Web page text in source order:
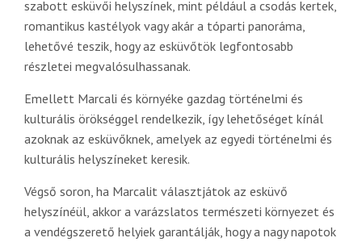
szabott esküvői helyszínek, mint például a csodás kertek,
romantikus kastélyok vagy akár a tóparti panoráma,
lehetővé teszik, hogy az esküvőtök legfontosabb
részletei megvalósulhassanak.
Emellett Marcali és környéke gazdag történelmi és
kulturális örökséggel rendelkezik, így lehetőséget kínál
azoknak az esküvőknek, amelyek az egyedi történelmi és
kulturális helyszíneket keresik.
Végső soron, ha Marcalit választjátok az esküvő
helyszínéül, akkor a varázslatos természeti környezet és
a vendégszerető helyiek garantálják, hogy a nagy napotok